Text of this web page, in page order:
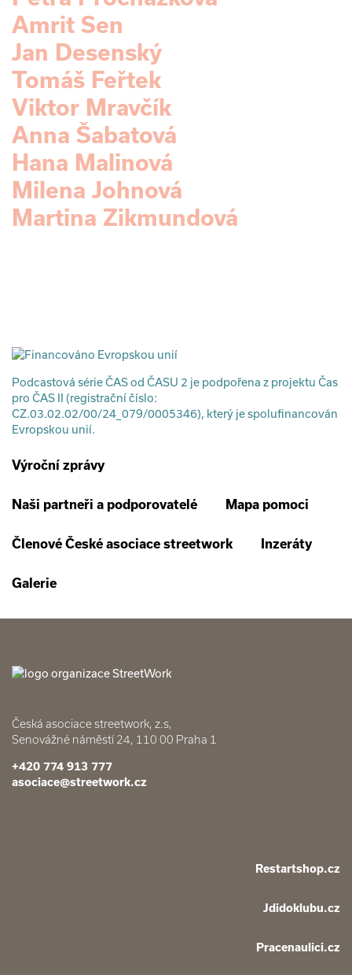
Amrit Sen
Jan Desenský
Tomáš Feřtek
Viktor Mravčík
Anna Šabatová
Hana Malinová
Milena Johnová
Martina Zikmundová
Podcastová série ČAS od ČASU 2 je podpořena z projektu Čas
pro ČAS II (registrační číslo:
CZ.03.02.02/00/24_079/0005346), který je spolufinancován
Evropskou unií.
Výroční zprávy
Naši partneři a podporovatelé Mapa pomoci
Členové České asociace streetwork Inzeráty
Galerie
Česká asociace streetwork, z.s,
Senovážné náměstí 24, 110 00 Praha 1
+420 774 913 777
asociace@streetwork.cz
Restartshop.cz
Jdidoklubu.cz
Pracenaulici.cz